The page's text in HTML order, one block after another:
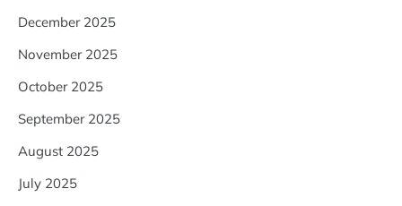
December 2025
November 2025
October 2025
September 2025
August 2025
July 2025